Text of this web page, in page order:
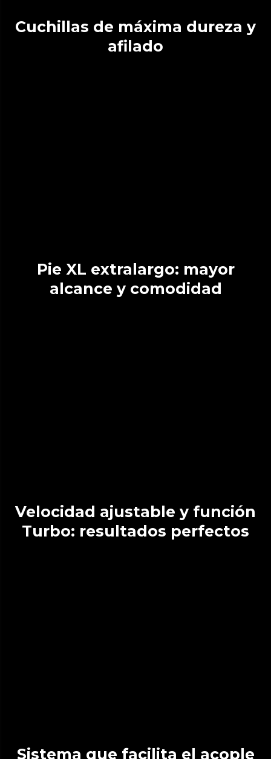
Cuchillas de máxima dureza y
afilado
Pie XL extralargo: mayor
alcance y comodidad
Velocidad ajustable y función
Turbo: resultados perfectos
Sistema que facilita el acople